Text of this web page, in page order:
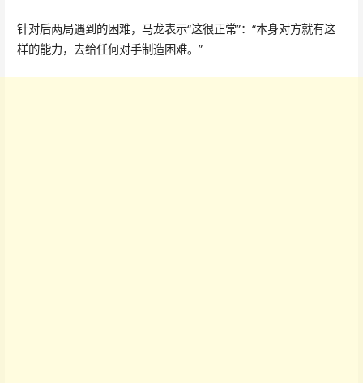
针对后两局遇到的困难，马龙表示“这很正常”：“本身对方就有这
样的能力，去给任何对手制造困难。”